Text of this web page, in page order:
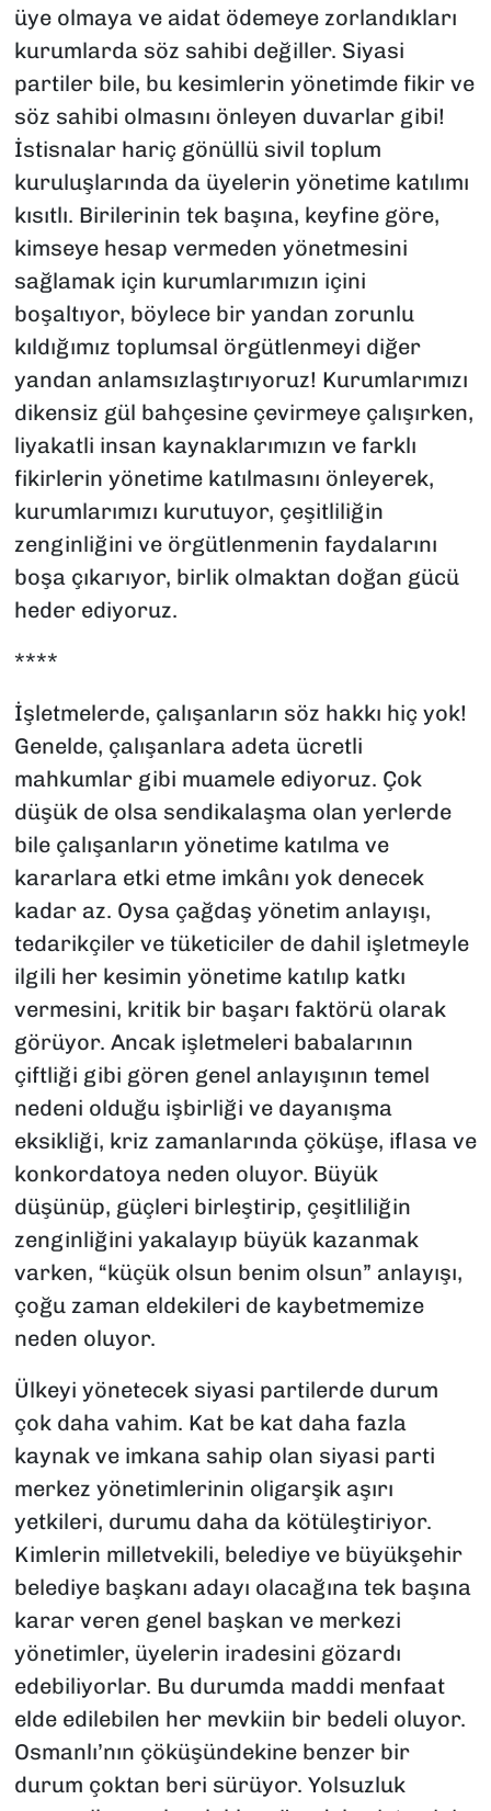
üye olmaya ve aidat ödemeye zorlandıkları
kurumlarda söz sahibi değiller. Siyasi
partiler bile, bu kesimlerin yönetimde fikir ve
söz sahibi olmasını önleyen duvarlar gibi!
İstisnalar hariç gönüllü sivil toplum
kuruluşlarında da üyelerin yönetime katılımı
kısıtlı. Birilerinin tek başına, keyfine göre,
kimseye hesap vermeden yönetmesini
sağlamak için kurumlarımızın içini
boşaltıyor, böylece bir yandan zorunlu
kıldığımız toplumsal örgütlenmeyi diğer
yandan anlamsızlaştırıyoruz! Kurumlarımızı
dikensiz gül bahçesine çevirmeye çalışırken,
liyakatli insan kaynaklarımızın ve farklı
fikirlerin yönetime katılmasını önleyerek,
kurumlarımızı kurutuyor, çeşitliliğin
zenginliğini ve örgütlenmenin faydalarını
boşa çıkarıyor, birlik olmaktan doğan gücü
heder ediyoruz.
****
İşletmelerde, çalışanların söz hakkı hiç yok!
Genelde, çalışanlara adeta ücretli
mahkumlar gibi muamele ediyoruz. Çok
düşük de olsa sendikalaşma olan yerlerde
bile çalışanların yönetime katılma ve
kararlara etki etme imkânı yok denecek
kadar az. Oysa çağdaş yönetim anlayışı,
tedarikçiler ve tüketiciler de dahil işletmeyle
ilgili her kesimin yönetime katılıp katkı
vermesini, kritik bir başarı faktörü olarak
görüyor. Ancak işletmeleri babalarının
çiftliği gibi gören genel anlayışının temel
nedeni olduğu işbirliği ve dayanışma
eksikliği, kriz zamanlarında çöküşe, iflasa ve
konkordatoya neden oluyor. Büyük
düşünüp, güçleri birleştirip, çeşitliliğin
zenginliğini yakalayıp büyük kazanmak
varken, “küçük olsun benim olsun” anlayışı,
çoğu zaman eldekileri de kaybetmemize
neden oluyor.
Ülkeyi yönetecek siyasi partilerde durum
çok daha vahim. Kat be kat daha fazla
kaynak ve imkana sahip olan siyasi parti
merkez yönetimlerinin oligarşik aşırı
yetkileri, durumu daha da kötüleştiriyor.
Kimlerin milletvekili, belediye ve büyükşehir
belediye başkanı adayı olacağına tek başına
karar veren genel başkan ve merkezi
yönetimler, üyelerin iradesini gözardı
edebiliyorlar. Bu durumda maddi menfaat
elde edilebilen her mevkiin bir bedeli oluyor.
Osmanlı’nın çöküşündekine benzer bir
durum çoktan beri sürüyor. Yolsuzluk